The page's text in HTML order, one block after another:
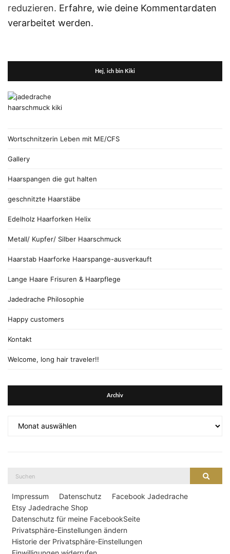
reduzieren. Erfahre, wie deine Kommentardaten
verarbeitet werden.
Hej, ich bin Kiki
Wortschnitzerin Leben mit ME/CFS
Gallery
Haarspangen die gut halten
geschnitzte Haarstäbe
Edelholz Haarforken Helix
Metall/ Kupfer/ Silber Haarschmuck
Haarstab Haarforke Haarspange-ausverkauft
Lange Haare Frisuren & Haarpflege
Jadedrache Philosophie
Happy customers
Kontakt
Welcome, long hair traveler!!
Archiv
Impressum Datenschutz
Facebook Jadedrache
Etsy Jadedrache Shop
Datenschutz für meine FacebookSeite
Privatsphäre-Einstellungen ändern
Historie der Privatsphäre-Einstellungen